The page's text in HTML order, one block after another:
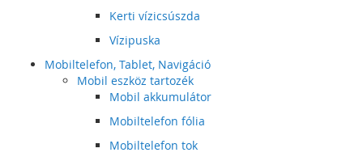
Kerti vízicsúszda
Vízipuska
Mobiltelefon, Tablet, Navigáció
Mobil eszköz tartozék
Mobil akkumulátor
Mobiltelefon fólia
Mobiltelefon tok